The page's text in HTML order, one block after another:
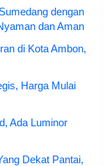
dengan
dan Aman
di Kota Ambon,
Harga Mulai
Ada Luminor
Dekat Pantai,